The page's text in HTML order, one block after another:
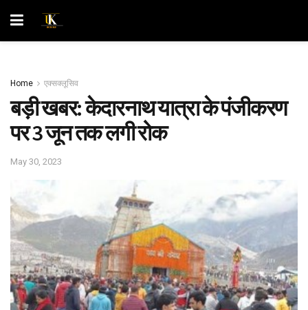
Home एक्सक्लूसिव
बड़ी खबर: केदारनाथ यात्रा के पंजीकरण
पर 3 जून तक लगी रोक
May 30, 2023